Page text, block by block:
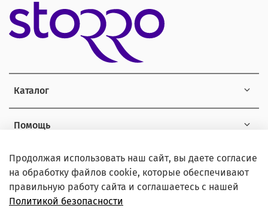
Каталог
Помощь
Информация
Продолжая использовать наш сайт, вы даете согласие
на обработку файлов cookie, которые обеспечивают
правильную работу сайта и соглашаетесь с нашей
Политикой безопасности